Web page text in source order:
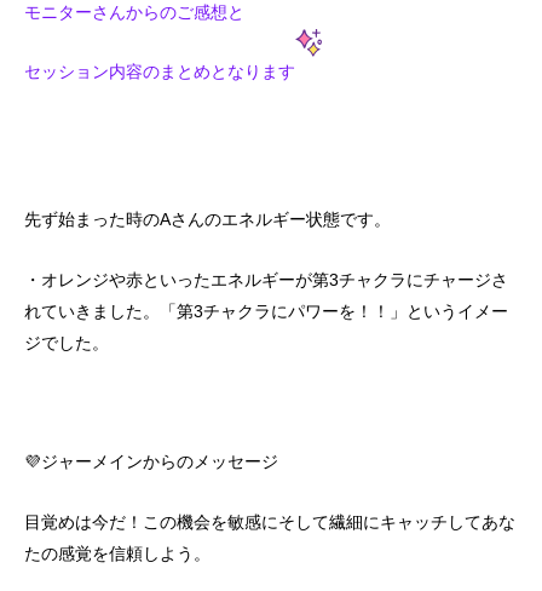
モニターさんからのご感想と
セッション内容のまとめとなります
先ず始まった時のAさんのエネルギー状態です。
・オレンジや赤といったエネルギーが第3チャクラにチャージさ
れていきました。「第3チャクラにパワーを！！」というイメー
ジでした。
💜ジャーメインからのメッセージ
目覚めは今だ！この機会を敏感にそして繊細にキャッチしてあな
たの感覚を信頼しよう。